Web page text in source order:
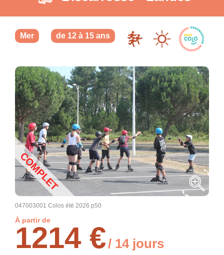
Mer de 12 à 15 ans
COMPLET
047003001 Colos été 2026 p50
À partir de
1214 €/ 14 jours